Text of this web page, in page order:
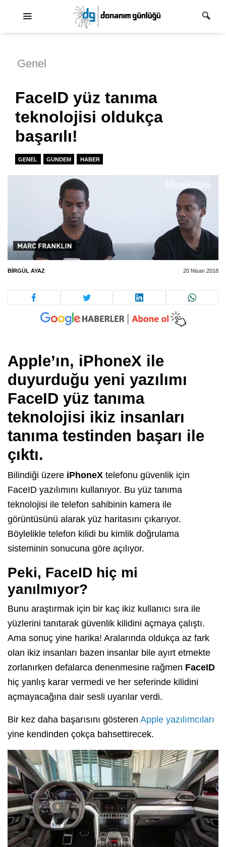
Genel
FaceID yüz tanıma
teknolojisi oldukça
başarılı!
GENEL GUNDEM HABER
BIRGÜL AYAZ 20 Nisan 2018
Apple’ın, iPhoneX ile
duyurduğu yeni yazılımı
FaceID yüz tanıma
teknolojisi ikiz insanları
tanıma testinden başarı ile
çıktı.
Bilindiği üzere iPhoneX telefonu güvenlik için
FaceID yazılımını kullanıyor. Bu yüz tanıma
teknolojisi ile telefon sahibinin kamera ile
görüntüsünü alarak yüz haritasını çıkarıyor.
Böylelikle telefon kilidi bu kimlik doğrulama
sisteminin sonucuna göre açılıyor.
Peki, FaceID hiç mi
yanılmıyor?
Bunu araştırmak için bir kaç ikiz kullanıcı sıra ile
yüzlerini tanıtarak güvenlik kilidini açmaya çalıştı.
Ama sonuç yine harika! Aralarında oldukça az fark
olan ikiz insanları bazen insanlar bile ayırt etmekte
zorlanırken defalarca denenmesine rağmen FaceID
hiç yanlış karar vermedi ve her seferinde kilidini
açmayacağına dair sesli uyarılar verdi.
Bir kez daha başarısını gösteren Apple yazılımcıları
yine kendinden çokça bahsettirecek.